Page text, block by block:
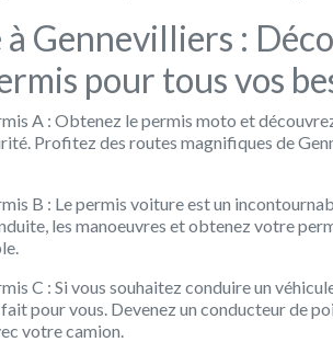
Gennevilliers :
pour tous vos
A : Obtenez le permis moto et
Profitez des routes magnifiques de
B : Le permis voiture est un
les manoeuvres et obtenez votre
C : Si vous souhaitez conduire un
pour vous. Devenez un conducteur de
votre camion.